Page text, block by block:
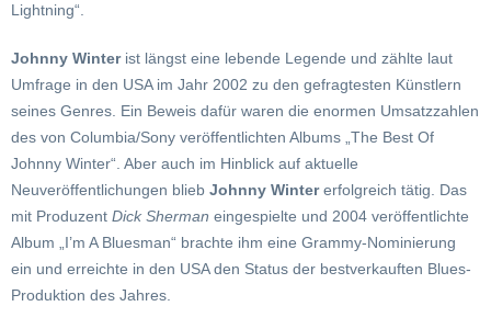
Lightning“.
Johnny Winterist längst eine lebende Legende und zählte laut
Umfrage in den USA im Jahr 2002 zu den gefragtesten Künstlern
seines Genres. Ein Beweis dafür waren die enormen Umsatzzahlen
des von Columbia/Sony veröffentlichten Albums „The Best Of
Johnny Winter“. Aber auch im Hinblick auf aktuelle
Neuveröffentlichungen blieb Johnny Wintererfolgreich tätig. Das
mit Produzent Dick Sherman eingespielte und 2004 veröffentlichte
Album „I’m A Bluesman“ brachte ihm eine Grammy-Nominierung
ein und erreichte in den USA den Status der bestverkauften Blues-
Produktion des Jahres.